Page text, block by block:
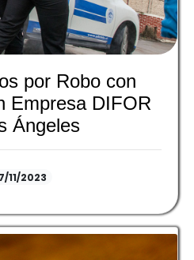
por Robo con
Empresa DIFOR
Ángeles
11/2023